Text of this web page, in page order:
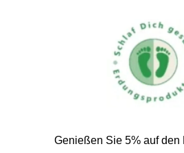
Genießen Sie 5% auf den